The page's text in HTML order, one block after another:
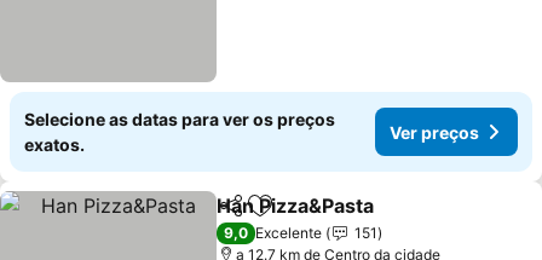
Selecione as datas para ver os preços
exatos.
Ver preços
PartilharAdicionar aos favoritos
Han Pizza&Pasta
9,0 Excelente
151
a 12.7 km de Centro da cidade